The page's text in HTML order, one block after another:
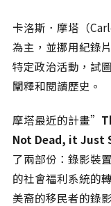
關鍵字
標籤雲
相關網站
關於
關於本站
團隊成員
出版品
卡洛斯．摩塔（
為主，並挪用紀錄
特定政治活動，試
闡釋和閱讀歷史。
摩塔最近的計畫”
Not Dead, it Just
了兩部份：錄影裝
的社會福利系統的
美裔的移民者的錄